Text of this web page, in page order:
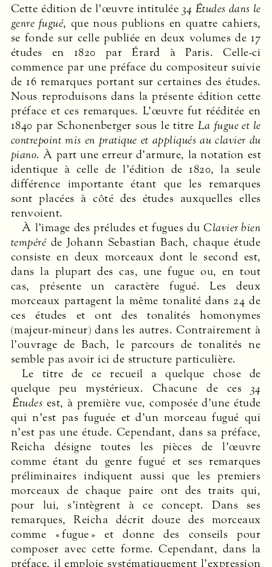
Cette édition de l’œuvre intitulée 34 Études dans le
genre fugué, que nous publions en quatre cahiers,
se fonde sur celle publiée en deux volumes de 17
études en 1820 par Érard à Paris. Celle-ci
commence par une préface du compositeur suivie
de 16 remarques portant sur certaines des études.
Nous reproduisons dans la présente édition cette
préface et ces remarques. L’œuvre fut rééditée en
1840 par Schonenberger sous le titre La fugue et le
contrepoint mis en pratique et appliqués au clavier du
piano. À part une erreur d’armure, la notation est
identique à celle de l’édition de 1820, la seule
différence importante étant que les remarques
sont placées à côté des études auxquelles elles
renvoient.
À l’image des préludes et fugues duClavier bien
­tempéréde Johann Sebastian Bach, chaque étude
consiste en deux morceaux dont le second est,
dans la plupart des cas, une fugue ou, en tout
cas, présente un caractère fugué. Les deux
morceaux partagent la même tonalité dans 24 de
ces études et ont des tonalités homonymes
(majeur-mineur) dans les autres. Contrairement à
l’ouvrage de Bach, le parcours de tonalités ne
semble pas avoir ici de structure particulière.
Le titre de ce recueil a quelque chose de
quelque peu mystérieux. Chacune de ces 34
Études est, à première vue, composée d’une étude
qui n’est pas fuguée et d’un morceau fugué qui
n’est pas une étude. Cependant, dans sa préface,
Reicha désigne toutes les pièces de l’œuvre
comme étant du genre fugué et ses remarques
préliminaires indiquent aussi que les premiers
morceaux de chaque paire ont des traits qui,
pour lui, s’intègrent à ce concept. Dans ses
remarques, Reicha décrit douze des morceaux
comme « fugue » et donne des conseils pour
composer avec cette forme. Cependant, dans la
préface, il emploie systématiquement l’expression